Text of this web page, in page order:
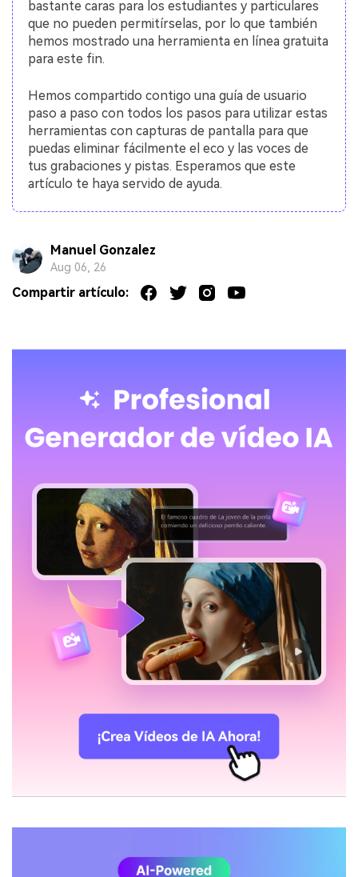
bastante caras para los estudiantes y particulares
que no pueden permitírselas, por lo que también
hemos mostrado una herramienta en línea gratuita
para este fin.
Hemos compartido contigo una guía de usuario
paso a paso con todos los pasos para utilizar estas
herramientas con capturas de pantalla para que
puedas eliminar fácilmente el eco y las voces de
tus grabaciones y pistas. Esperamos que este
artículo te haya servido de ayuda.
Manuel Gonzalez
Aug 06, 26
Compartir artículo: